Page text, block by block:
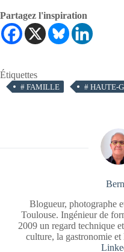
Partagez l'inspiration
Étiquettes
# FAMILLE # HAUTE-
Blogueur, photographe
Toulouse. Ingénieur de
2009 un regard technique
culture, la gastronomie